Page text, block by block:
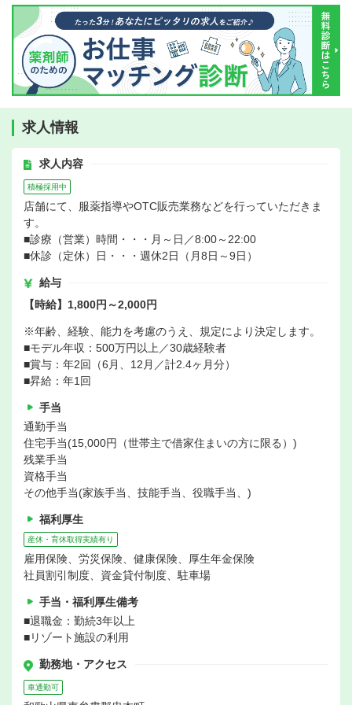
求人情報
求人内容
積極採用中
店舗にて、服薬指導やOTC販売業務などを行っていただきま
す。
■診療（営業）時間・・・月～日／8:00～22:00
■休診（定休）日・・・週休2日（月8日～9日）
給与
【時給】1,800円～2,000円
※年齢、経験、能力を考慮のうえ、規定により決定します。
■モデル年収：500万円以上／30歳経験者
■賞与：年2回（6月、12月／計2.4ヶ月分）
■昇給：年1回
手当
通勤手当
住宅手当(15,000円（世帯主で借家住まいの方に限る）)
残業手当
資格手当
その他手当(家族手当、技能手当、役職手当、)
福利厚生
産休・育休取得実績有り
雇用保険、労災保険、健康保険、厚生年金保険
社員割引制度、資金貸付制度、駐車場
手当・福利厚生備考
■退職金：勤続3年以上
■リゾート施設の利用
勤務地・アクセス
車通勤可